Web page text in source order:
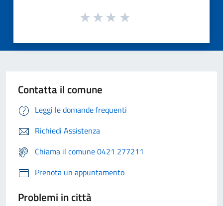
Contatta il comune
Leggi le domande frequenti
Richiedi Assistenza
Chiama il comune 0421 277211
Prenota un appuntamento
Problemi in città